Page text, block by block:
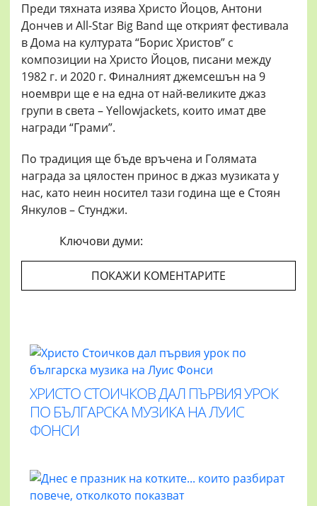
Преди тяхната изява Христо Йоцов, Антони
Дончев и All-Star Big Band ще открият фестивала
в Дома на културата “Борис Христов” с
композиции на Христо Йоцов, писани между
1982 г. и 2020 г. Финалният джемсешън на 9
ноември ще е на една от най-великите джаз
групи в света – Yellowjackets, които имат две
награди “Грами”.
По традиция ще бъде връчена и Голямата
награда за цялостен принос в джаз музиката у
нас, като неин носител тази година ще е Стоян
Янкулов – Стунджи.
Ключови думи:
ПОКАЖИ КОМЕНТАРИТЕ
ХРИСТО СТОИЧКОВ ДАЛ ПЪРВИЯ УРОК
ПО БЪЛГАРСКА МУЗИКА НА ЛУИС
ФОНСИ